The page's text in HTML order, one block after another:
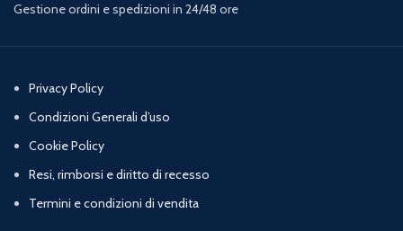
Gestione ordini e spedizioni in 24/48 ore
Privacy Policy
Condizioni Generali d’uso
Cookie Policy
Resi, rimborsi e diritto di recesso
Termini e condizioni di vendita